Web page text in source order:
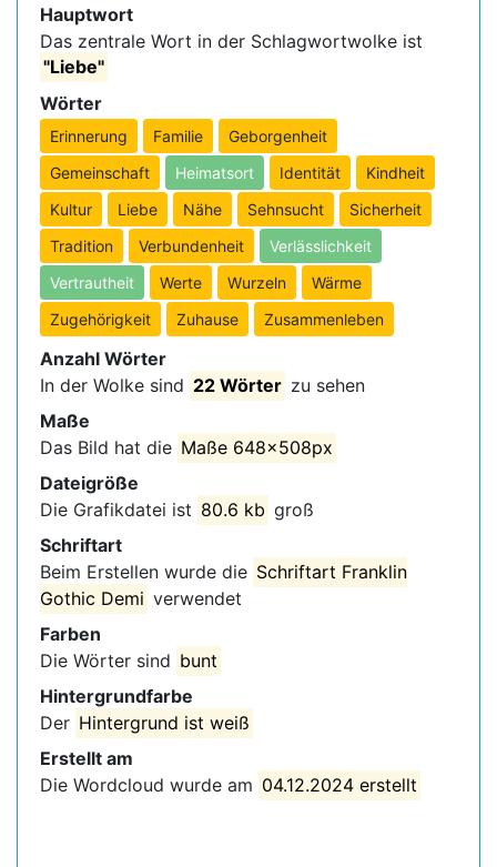
Hauptwort
Das zentrale Wort in der Schlagwortwolke ist
"Liebe"
Wörter
Erinnerung Familie
Geborgenheit
Gemeinschaft
Heimatsort Identität
Kindheit
Kultur
Liebe Nähe Sehnsucht
Sicherheit
Tradition
Verbundenheit
Verlässlichkeit
Vertrautheit
Werte Wurzeln
Wärme
Zugehörigkeit
Zuhause Zusammenleben
Anzahl Wörter
In der Wolke sind 22 Wörter zu sehen
Maße
Das Bild hat die Maße 648x508px
Dateigröße
Die Grafikdatei ist 80.6 kb groß
Schriftart
Beim Erstellen wurde die Schriftart Franklin
Gothic Demi verwendet
Farben
Die Wörter sind bunt
Hintergrundfarbe
Der Hintergrund ist weiß
Erstellt am
Die Wordcloud wurde am 04.12.2024 erstellt